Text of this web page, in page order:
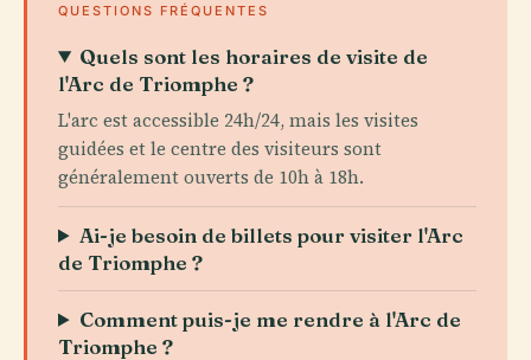
QUESTIONS FRÉQUENTES
Quels sont les horaires de visite de
l'Arc de Triomphe ?
L'arc est accessible 24h/24, mais les visites
guidées et le centre des visiteurs sont
généralement ouverts de 10h à 18h.
Ai-je besoin de billets pour visiter l'Arc
de Triomphe ?
Comment puis-je me rendre à l'Arc de
Triomphe ?